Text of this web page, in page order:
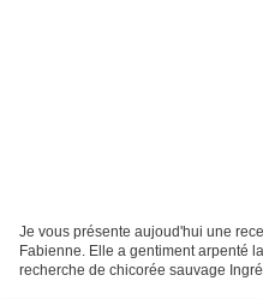
Je vous présente aujoud'hui une
Fabienne. Elle a gentiment arpenté
recherche de chicorée sauvage